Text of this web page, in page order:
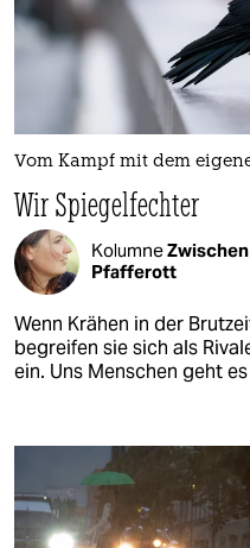
Vom Kampf mit dem
Wir Spiegelfechter
Kolumne
Pfafferott
Wenn Krähen in der
begreifen sie sich als
ein. Uns Menschen geht